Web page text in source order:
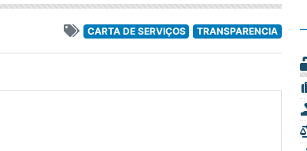
CARTA DE SERVIÇOS TRANSPARENCIA